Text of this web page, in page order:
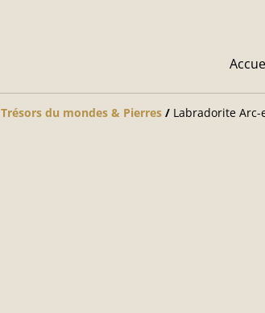
Trésors du mondes & Pierres / Labradorite